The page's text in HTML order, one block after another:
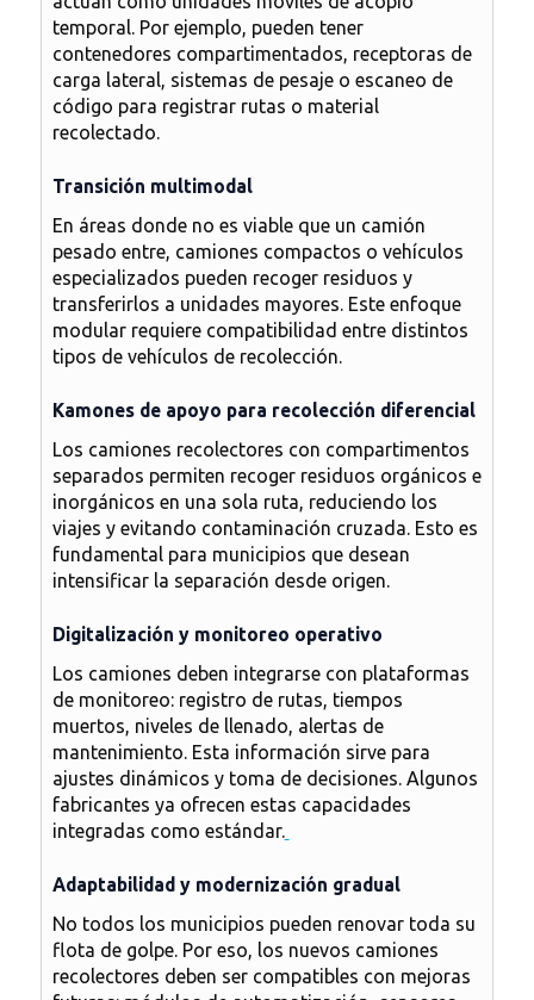
temporal. Por ejemplo, pueden tener
contenedores compartimentados, receptoras de
carga lateral, sistemas de pesaje o escaneo de
código para registrar rutas o material
recolectado.
Transición multimodal
En áreas donde no es viable que un camión
pesado entre, camiones compactos o vehículos
especializados pueden recoger residuos y
transferirlos a unidades mayores. Este enfoque
modular requiere compatibilidad entre distintos
tipos de vehículos de recolección.
Kamones de apoyo para recolección diferencial
Los camiones recolectores con compartimentos
separados permiten recoger residuos orgánicos e
inorgánicos en una sola ruta, reduciendo los
viajes y evitando contaminación cruzada. Esto es
fundamental para municipios que desean
intensificar la separación desde origen.
Digitalización y monitoreo operativo
Los camiones deben integrarse con plataformas
de monitoreo: registro de rutas, tiempos
muertos, niveles de llenado, alertas de
mantenimiento. Esta información sirve para
ajustes dinámicos y toma de decisiones. Algunos
fabricantes ya ofrecen estas capacidades
integradas como estándar.
Adaptabilidad y modernización gradual
No todos los municipios pueden renovar toda su
flota de golpe. Por eso, los nuevos camiones
recolectores deben ser compatibles con mejoras